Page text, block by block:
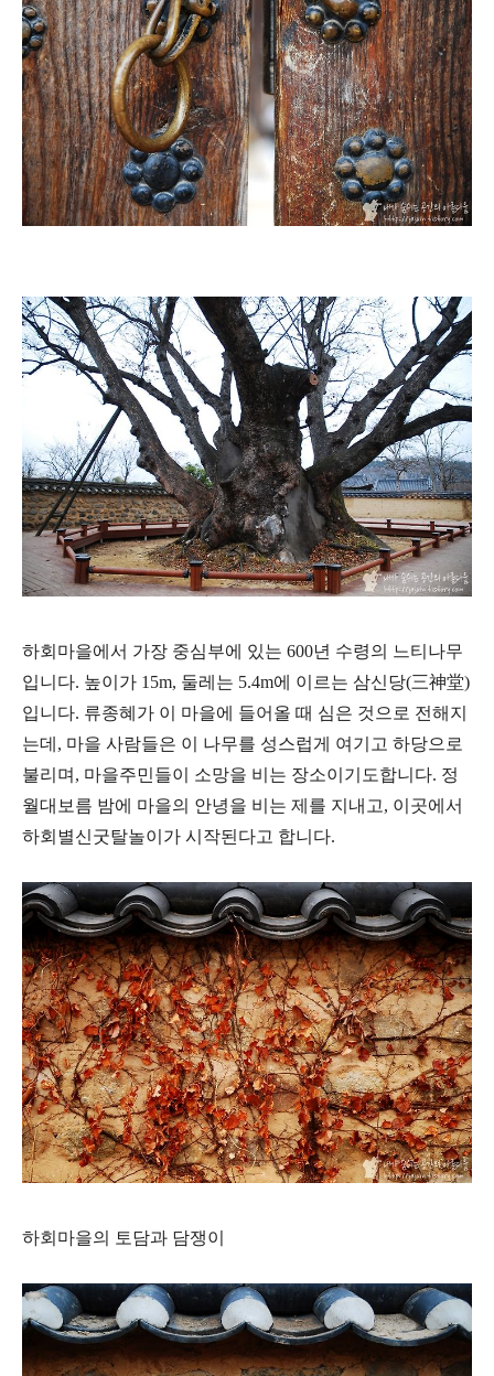
하회마을에서 가장 중심부에 있는 600년 수령의 느티나무
입니다. 높이가 15m, 둘레는 5.4m에 이르는 삼신당(三神堂)
입니다. 류종혜가 이 마을에 들어올 때 심은 것으로 전해지
는데, 마을 사람들은 이 나무를 성스럽게 여기고 하당으로
불리며, 마을주민들이 소망을 비는 장소이기도합니다. 정
월대보름 밤에 마을의 안녕을 비는 제를 지내고, 이곳에서
하회별신굿탈놀이가 시작된다고 합니다.
하회마을의 토담과 담쟁이